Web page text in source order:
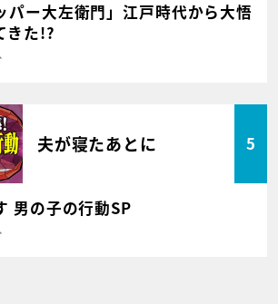
パー大左衛門」江戸時代から大悟
きた!?
夫が寝たあとに 5
男の子の行動SP